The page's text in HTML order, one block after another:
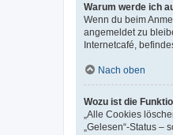
Warum werde ich
Wenn du beim
angemeldet zu
Internetcafé,
Nach oben
Wozu ist die
„Alle Cookies
„Gelesen“-Status